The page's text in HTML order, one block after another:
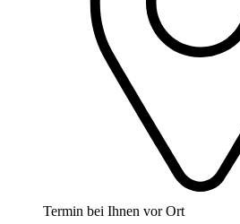
Termin bei Ihnen vor Ort